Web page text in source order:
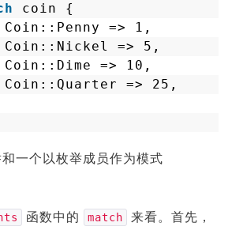
coin {
Coin::Penny => 1,
Coin::Nickel => 5,
Coin::Dime => 10,
Coin::Quarter => 25,
一个以枚举成员作为模式
函数中的 match
来看。首先，